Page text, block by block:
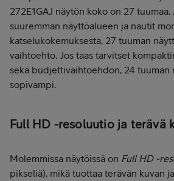
272E1GAJ näytön koko on 27 tuumaa.
suuremman näyttöalueen ja nautit
katselukokemuksesta, 27 tuuman
vaihtoehto. Jos taas tarvitset
sekä budjettivaihtoehdon, 24 tuuman
sopivampi.
Full HD -resoluutio ja terävä
Molemmissa näytöissä on Full HD -
pikseliä), mikä tuottaa terävän kuvan